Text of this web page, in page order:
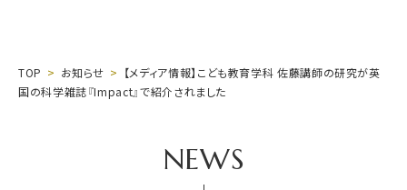
TOP お知らせ
【メディア情報】こども教育学科 佐藤講師の研究が英
国の科学雑誌『Impact』で紹介されました
NEWS